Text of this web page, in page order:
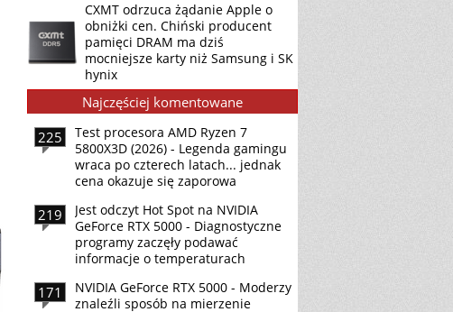
CXMT odrzuca żądanie Apple o
obniżki cen. Chiński producent
pamięci DRAM ma dziś
mocniejsze karty niż Samsung i SK
hynix
Najczęściej komentowane
225
Test procesora AMD Ryzen 7
5800X3D (2026) - Legenda gamingu
wraca po czterech latach... jednak
cena okazuje się zaporowa
219
Jest odczyt Hot Spot na NVIDIA
GeForce RTX 5000 - Diagnostyczne
programy zaczęły podawać
informacje o temperaturach
171
NVIDIA GeForce RTX 5000 - Moderzy
znaleźli sposób na mierzenie